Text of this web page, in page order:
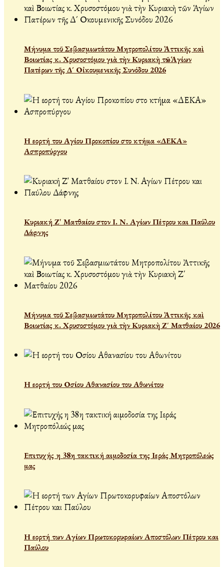
Μήνυμα τοῦ Σεβασμιωτάτου Μητροπολίτου Ἀττικῆς καὶ
Βοιωτίας κ. Χρυσοστόμου γιὰ τὴν Κυριακὴ τῶν Ἁγίων
Πατέρων τῆς Δ´ Οἰκουμενικῆς Συνόδου 2026
Η εορτή του Αγίου Προκοπίου στο κτήμα «ΔΕΚΑ»
Ασπροπύργου
Κυριακή Ζ' Ματθαίου στον Ι. Ν. Αγίων Πέτρου και Παύλου
Δάφνης
Μήνυμα τοῦ Σεβασμιωτάτου Μητροπολίτου Ἀττικῆς καὶ
Βοιωτίας κ. Χρυσοστόμου γιὰ τὴν Κυριακὴ Ζ΄ Ματθαίου 2026
Η εορτή του Οσίου Αθανασίου του Αθωνίτου
Επιτυχής η 38η τακτική αιμοδοσία της Ιεράς Μητροπόλεώς
μας
Η εορτή των Αγίων Πρωτοκορυφαίων Αποστόλων Πέτρου και
Παύλου